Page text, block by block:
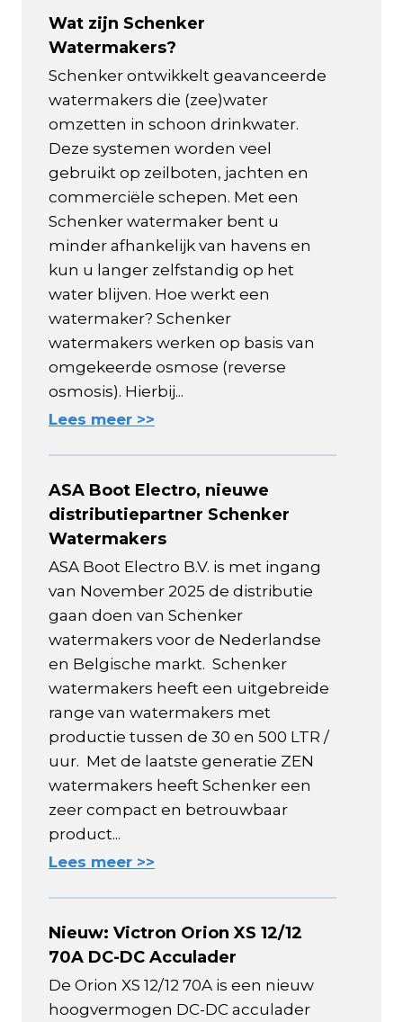
Wat zijn Schenker
Watermakers?
Schenker ontwikkelt geavanceerde
watermakers die (zee)water
omzetten in schoon drinkwater.
Deze systemen worden veel
gebruikt op zeilboten, jachten en
commerciële schepen. Met een
Schenker watermaker bent u
minder afhankelijk van havens en
kun u langer zelfstandig op het
water blijven. Hoe werkt een
watermaker? Schenker
watermakers werken op basis van
omgekeerde osmose (reverse
osmosis). Hierbij...
Lees meer >>
ASA Boot Electro, nieuwe
distributiepartner Schenker
Watermakers
ASA Boot Electro B.V. is met ingang
van November 2025 de distributie
gaan doen van Schenker
watermakers voor de Nederlandse
en Belgische markt. Schenker
watermakers heeft een uitgebreide
range van watermakers met
productie tussen de 30 en 500 LTR /
uur. Met de laatste generatie ZEN
watermakers heeft Schenker een
zeer compact en betrouwbaar
product...
Lees meer >>
Nieuw: Victron Orion XS 12/12
70A DC-DC Acculader
De Orion XS 12/12 70A is een nieuw
hoogvermogen DC-DC acculader